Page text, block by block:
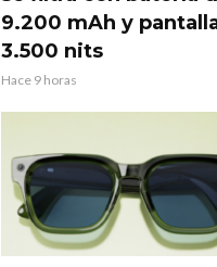
9.200 mAh y
3.500 nits
Hace 9 horas